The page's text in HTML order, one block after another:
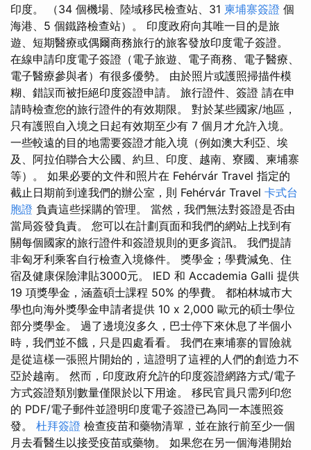
印度。 （34 個機場、陸域移民檢查站、31 柬埔寨簽證 個
海港、5 個鐵路檢查站）。 印度政府向其唯一目的是旅
遊、短期醫療或偶爾商務旅行的旅客發放印度電子簽證。
在線申請印度電子簽證（電子旅遊、電子商務、電子醫療、
電子醫療參與者）有很多優勢。 由於照片或護照掃描件模
糊、錯誤而被拒絕印度簽證申請。 旅行證件、簽證 請在申
請時檢查您的旅行證件的有效期限。 對於某些國家/地區，
只有護照自入境之日起有效期至少有 7 個月才允許入境。
一些較遠的目的地需要簽證才能入境（例如澳大利亞、埃
及、阿拉伯聯合大公國、約旦、印度、越南、寮國、柬埔寨
等）。 如果必要的文件和照片在 Fehérvár Travel 指定的
截止日期前到達我們的辦公室，則 Fehérvár Travel 卡式台
胞證 負責這些採購的管理。 當然，我們無法對簽證是否由
當局簽發負責。 您可以在計劃頁面和我們的網站上找到有
關每個國家的旅行證件和簽證規則的更多資訊。 我們提請
非匈牙利乘客自行檢查入境條件。 獎學金；學費減免、住
宿及健康保險津貼3000元。 IED 和 Accademia Galli 提供
19 項獎學金，涵蓋碩士課程 50% 的學費。 都柏林城市大
學也向海外獎學金申請者提供 10 x 2,000 歐元的碩士學位
部分獎學金。 過了邊境沒多久，巴士停下來休息了半個小
時，我們並不餓，只是四處看看。 我們在柬埔寨的冒險就
是從這樣一張照片開始的，這證明了這裡的人們的創造力不
亞於越南。 然而，印度政府允許的印度簽證網路方式/電子
方式簽證類別數量僅限於以下用途。 移民官員只需列印您
的 PDF/電子郵件並證明印度電子簽證已為同一本護照簽
發。 杜拜簽證 檢查疫苗和藥物清單，並在旅行前至少一個
月去看醫生以接受疫苗或藥物。 如果您在另一個海港開始